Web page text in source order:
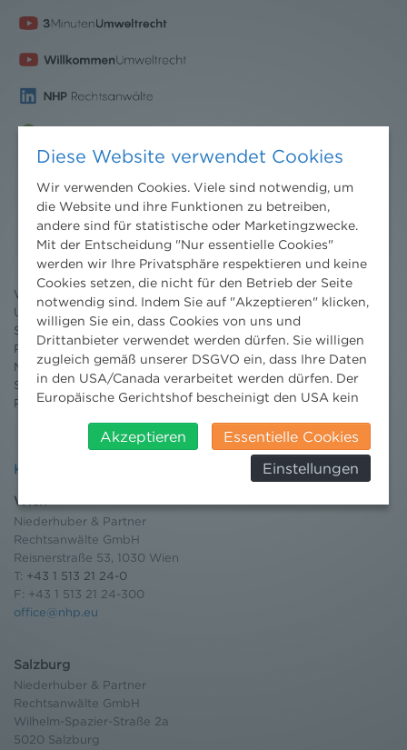
Nachrichten
News aktuell
Newsletter
3 Minuten Umweltrecht
Willkommen Umweltrecht
Umweltrechtsblog
Seminare
Publikationen
Moot Court
Stipendium
Pressebereich
Kontakt
Wien
Niederhuber & Partner
Rechtsanwälte GmbH
Reisnerstraße 53, 1030 Wien
T: +43 1 513 21 24-0
F: +43 1 513 21 24-300
office@nhp.eu
Salzburg
Niederhuber & Partner
Rechtsanwälte GmbH
Wilhelm-Spazier-Straße 2a
5020 Salzburg
Diese Website verwendet Cookies
Wir verwenden Cookies. Viele sind notwendig, um
die Website und ihre Funktionen zu betreiben,
andere sind für statistische oder Marketingzwecke.
Mit der Entscheidung "Nur essentielle Cookies"
werden wir Ihre Privatsphäre respektieren und keine
Cookies setzen, die nicht für den Betrieb der Seite
notwendig sind. Indem Sie auf "Akzeptieren" klicken,
willigen Sie ein, dass Cookies von uns und
Drittanbieter verwendet werden dürfen. Sie willigen
zugleich gemäß unserer DSGVO ein, dass Ihre Daten
in den USA/Canada verarbeitet werden dürfen. Der
Europäische Gerichtshof bescheinigt den USA kein
insbesondere das Risiko, dass ihre Daten durch US-
Behörden, zu Kontroll- und zu
Überwachungszwecken, verarbeitet werden und
werden können. Zudem finden Sie am
Weitere Infomationen finden Sie hier:
Datenschutzerklärung
Akzeptieren
Essentielle Cookies
Einstellungen